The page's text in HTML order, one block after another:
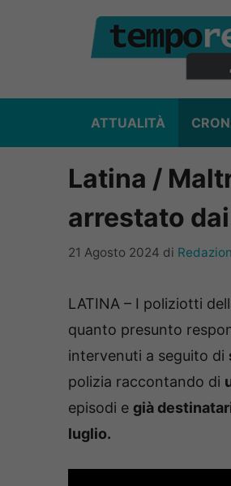
ATTUALITÀ
Latina /
arrestato
21 Agosto 2024 di
LATINA – I poliziotti
quanto presunto
intervenuti a seguito di
polizia raccontando di
episodi e già
luglio.